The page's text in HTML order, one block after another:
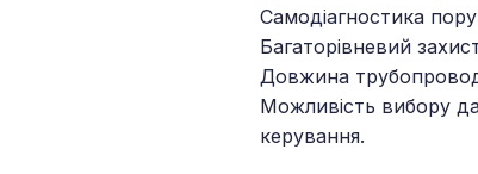
Самодіагностика
Багаторівневий
Довжина
Можливість вибору
керування.